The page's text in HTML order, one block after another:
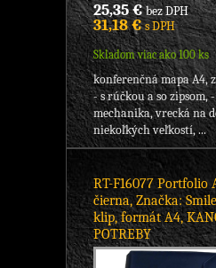
25,35 €bez DPH
31,18 €s DPH
Skladom viac ako 100 ks
konferenčná mapa A4,
- s rúčkou a so zipsom,
mechanika, vrecká na
niekoľkých veľkostí, ...
RT-F16077 Portfolio
čierna, Značka:
klip, formát A4,
POTREBY